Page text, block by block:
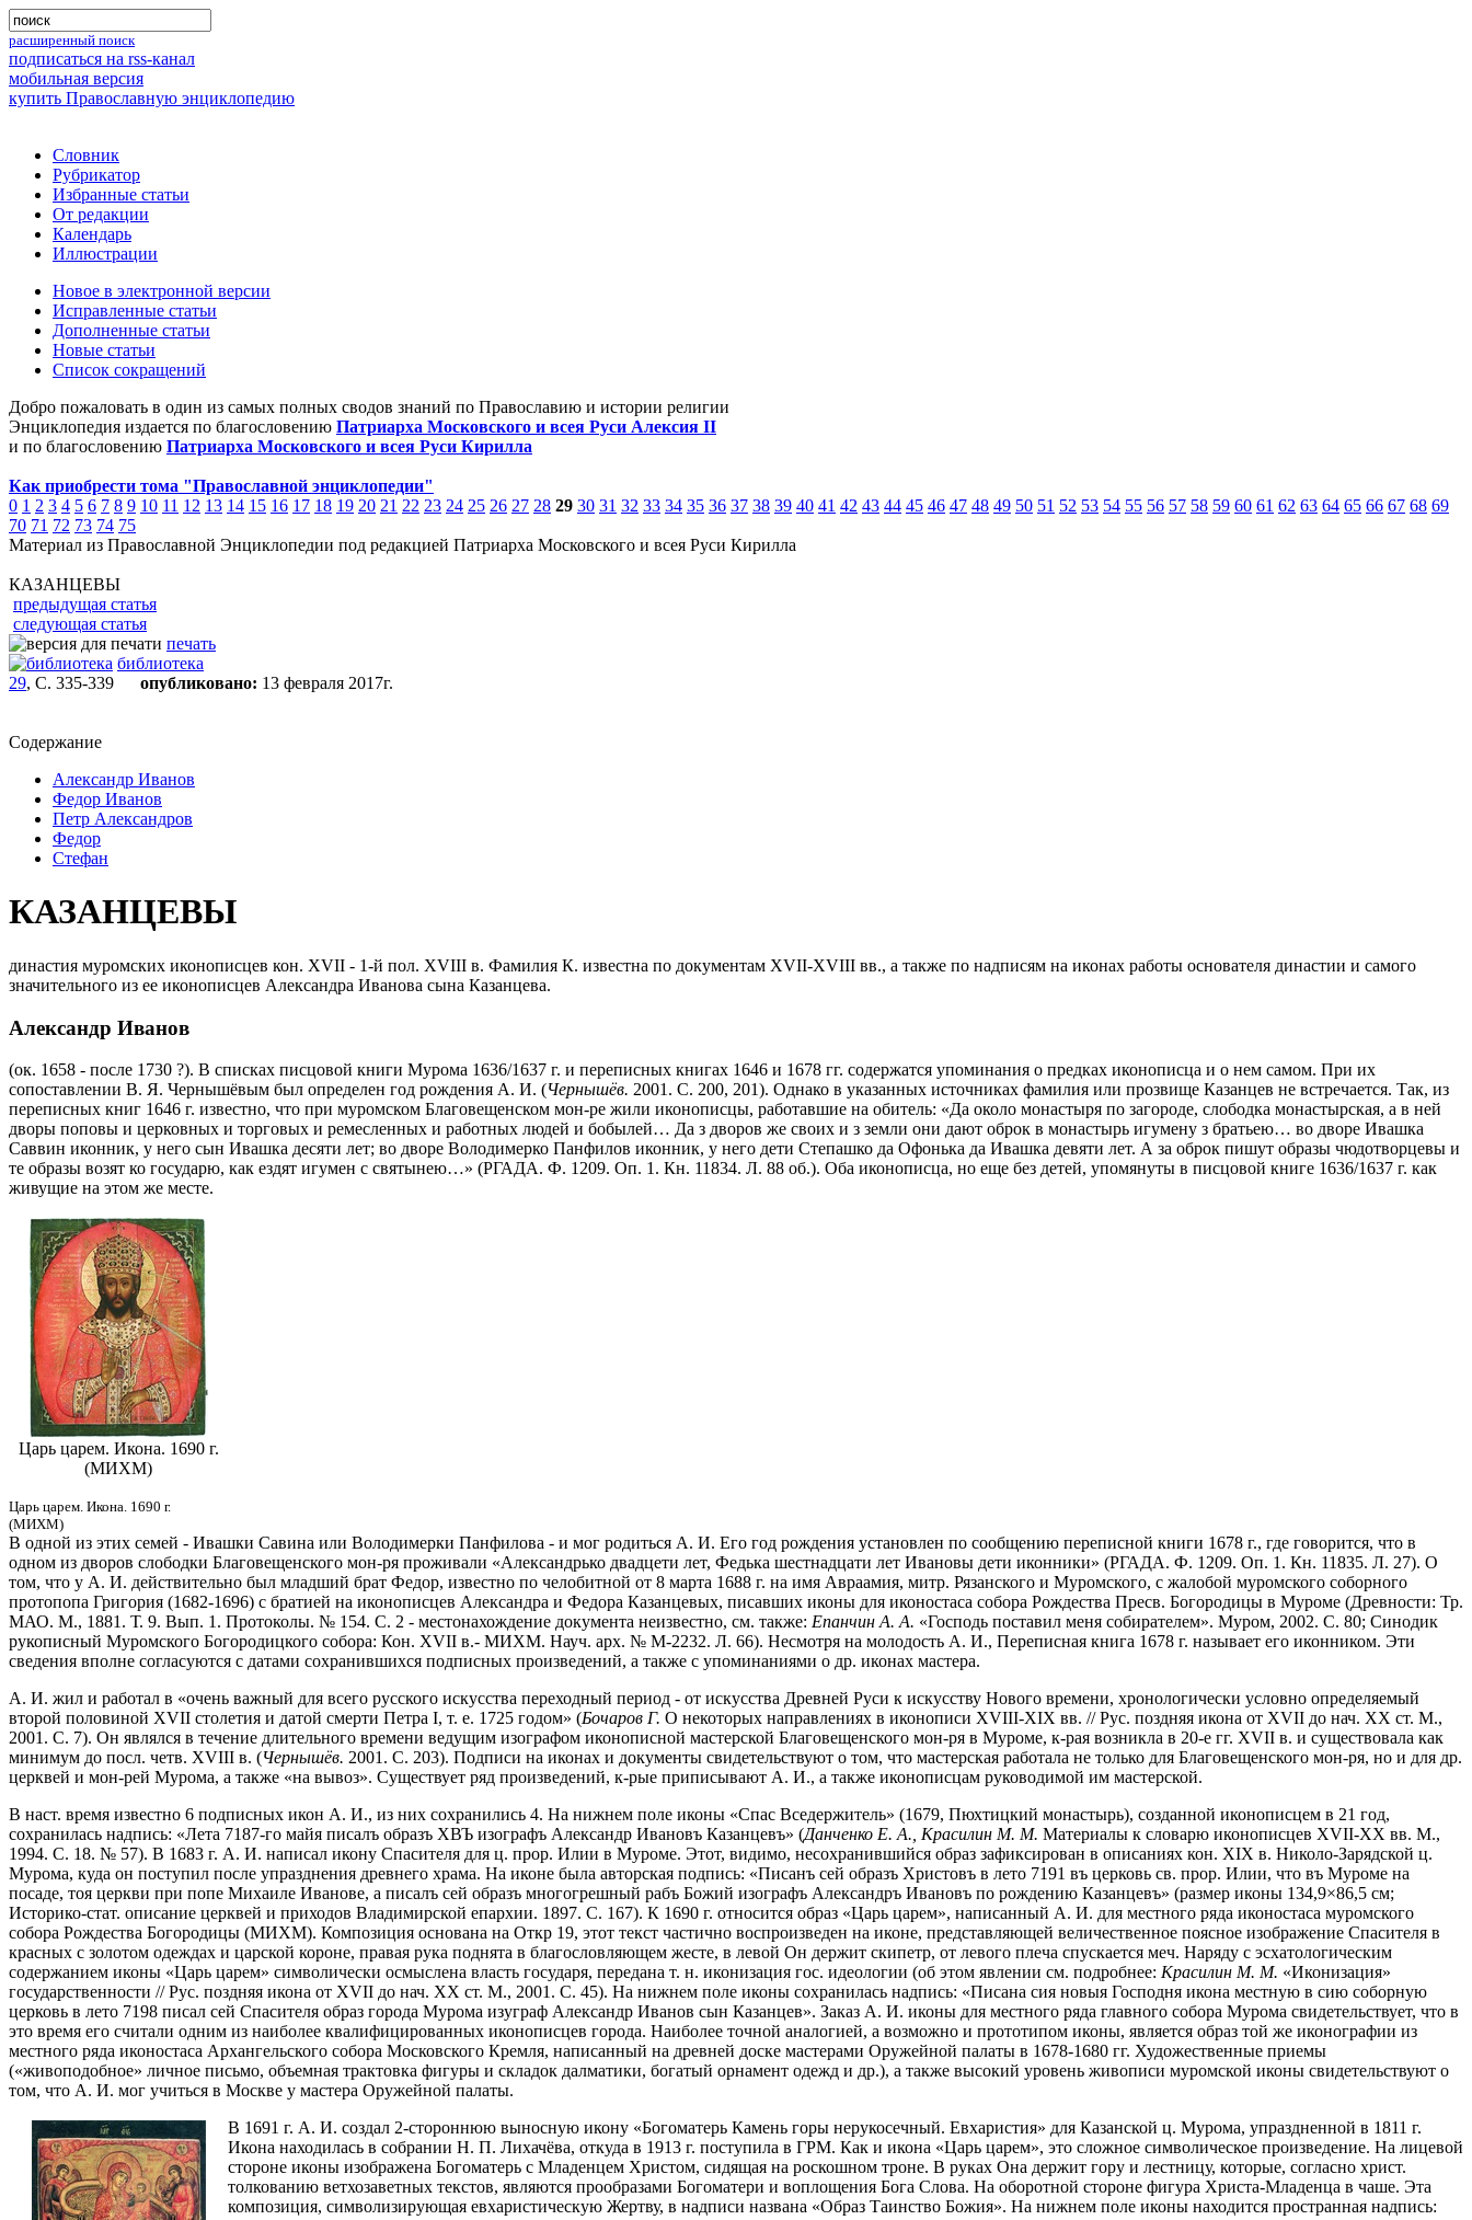
расширенный поиск
подписаться на rss-канал
мобильная версия
купить Православную энциклопедию
Словник
Рубрикатор
Избранные статьи
От редакции
Календарь
Иллюстрации
Новое в электронной версии
Исправленные статьи
Дополненные статьи
Новые статьи
Список сокращений
Добро пожаловать в один из самых полных сводов знаний по Православию и истории религии
Энциклопедия издается по благословению Патриарха Московского и всея Руси Алексия II
и по благословению Патриарха Московского и всея Руси Кирилла
Как приобрести тома "Православной энциклопедии"
0 1 2 3 4 5 6 7 8 9 10 11 12 13 14 15 16 17 18 19 20 21 22 23 24 25 26 27 28 29 30 31 32 33 34 35 36 37 38 39 40 41 42 43 44 45 46 47 48 49 50 51 52 53 54 55 56 57 58 59 60 61 62 63 64 65 66 67 68 69
70 71 72 73 74 75
Материал из Православной Энциклопедии под редакцией Патриарха Московского и всея Руси Кирилла
КАЗАНЦЕВЫ
предыдущая статья
следующая статья
печать
библиотека
29, С. 335-339 опубликовано: 13 февраля 2017г.
Содержание
Александр Иванов
Федор Иванов
Петр Александров
Федор
Стефан
КАЗАНЦЕВЫ
династия муромских иконописцев кон. XVII - 1-й пол. XVIII в. Фамилия К. известна по документам XVII-XVIII вв., а также по надписям на иконах работы основателя династии и самого
значительного из ее иконописцев Александра Иванова сына Казанцева.
Александр Иванов
(ок. 1658 - после 1730 ?). В списках писцовой книги Мурома 1636/1637 г. и переписных книгах 1646 и 1678 гг. содержатся упоминания о предках иконописца и о нем самом. При их
сопоставлении В. Я. Чернышёвым был определен год рождения А. И. (Чернышёв. 2001. С. 200, 201). Однако в указанных источниках фамилия или прозвище Казанцев не встречается. Так, из
переписных книг 1646 г. известно, что при муромском Благовещенском мон-ре жили иконописцы, работавшие на обитель: «Да около монастыря по загороде, слободка монастырская, а в ней
дворы поповы и церковных и торговых и ремесленных и работных людей и бобылей… Да з дворов же своих и з земли они дают оброк в монастырь игумену з братьею… во дворе Ивашка
Саввин иконник, у него сын Ивашка десяти лет; во дворе Володимерко Панфилов иконник, у него дети Степашко да Офонька да Ивашка девяти лет. А за оброк пишут образы чюдотворцевы и
те образы возят ко государю, как ездят игумен с святынею…» (РГАДА. Ф. 1209. Оп. 1. Кн. 11834. Л. 88 об.). Оба иконописца, но еще без детей, упомянуты в писцовой книге 1636/1637 г. как
живущие на этом же месте.
Царь царем. Икона. 1690 г.
(МИХМ)
Царь царем. Икона. 1690 г.
(МИХМ)
В одной из этих семей - Ивашки Савина или Володимерки Панфилова - и мог родиться А. И. Его год рождения установлен по сообщению переписной книги 1678 г., где говорится, что в
одном из дворов слободки Благовещенского мон-ря проживали «Александрько двадцети лет, Федька шестнадцати лет Ивановы дети иконники» (РГАДА. Ф. 1209. Оп. 1. Кн. 11835. Л. 27). О
том, что у А. И. действительно был младший брат Федор, известно по челобитной от 8 марта 1688 г. на имя Авраамия, митр. Рязанского и Муромского, с жалобой муромского соборного
протопопа Григория (1682-1696) с братией на иконописцев Александра и Федора Казанцевых, писавших иконы для иконостаса собора Рождества Пресв. Богородицы в Муроме (Древности: Тр.
МАО. М., 1881. Т. 9. Вып. 1. Протоколы. № 154. С. 2 - местонахождение документа неизвестно, см. также: Епанчин А. А. «Господь поставил меня собирателем». Муром, 2002. С. 80; Синодик
рукописный Муромского Богородицкого собора: Кон. XVII в.- МИХМ. Науч. арх. № М-2232. Л. 66). Несмотря на молодость А. И., Переписная книга 1678 г. называет его иконником. Эти
сведения вполне согласуются с датами сохранившихся подписных произведений, а также с упоминаниями о др. иконах мастера.
А. И. жил и работал в «очень важный для всего русского искусства переходный период - от искусства Древней Руси к искусству Нового времени, хронологически условно определяемый
второй половиной XVII столетия и датой смерти Петра I, т. е. 1725 годом» (Бочаров Г. О некоторых направлениях в иконописи XVIII-XIX вв. // Рус. поздняя икона от XVII до нач. XX ст. М.,
2001. С. 7). Он являлся в течение длительного времени ведущим изографом иконописной мастерской Благовещенского мон-ря в Муроме, к-рая возникла в 20-е гг. XVII в. и существовала как
минимум до посл. четв. XVIII в. (Чернышёв. 2001. С. 203). Подписи на иконах и документы свидетельствуют о том, что мастерская работала не только для Благовещенского мон-ря, но и для др.
церквей и мон-рей Мурома, а также «на вывоз». Существует ряд произведений, к-рые приписывают А. И., а также иконописцам руководимой им мастерской.
В наст. время известно 6 подписных икон А. И., из них сохранились 4. На нижнем поле иконы «Спас Вседержитель» (1679, Пюхтицкий монастырь), созданной иконописцем в 21 год,
сохранилась надпись: «Лета 7187-го майя писалъ образъ ХВЪ изографъ Александр Ивановъ Казанцевъ» (Данченко Е. А., Красилин М. М. Материалы к словарю иконописцев XVII-XX вв. М.,
1994. С. 18. № 57). В 1683 г. А. И. написал икону Спасителя для ц. прор. Илии в Муроме. Этот, видимо, несохранившийся образ зафиксирован в описаниях кон. XIX в. Николо-Зарядской ц.
Мурома, куда он поступил после упразднения древнего храма. На иконе была авторская подпись: «Писанъ сей образъ Христовъ в лето 7191 въ церковь св. прор. Илии, что въ Муроме на
посаде, тоя церкви при попе Михаиле Иванове, а писалъ сей образъ многогрешный рабъ Божий изографъ Александръ Ивановъ по рождению Казанцевъ» (размер иконы 134,9×86,5 см;
Историко-стат. описание церквей и приходов Владимирской епархии. 1897. С. 167). К 1690 г. относится образ «Царь царем», написанный А. И. для местного ряда иконостаса муромского
собора Рождества Богородицы (МИХМ). Композиция основана на Откр 19, этот текст частично воспроизведен на иконе, представляющей величественное поясное изображение Спасителя в
красных с золотом одеждах и царской короне, правая рука поднята в благословляющем жесте, в левой Он держит скипетр, от левого плеча спускается меч. Наряду с эсхатологическим
содержанием иконы «Царь царем» символически осмыслена власть государя, передана т. н. иконизация гос. идеологии (об этом явлении см. подробнее: Красилин М. М. «Иконизация»
государственности // Рус. поздняя икона от XVII до нач. XX ст. М., 2001. С. 45). На нижнем поле иконы сохранилась надпись: «Писана сия новыя Господня икона местную в сию соборную
церковь в лето 7198 писал сей Спасителя образ города Мурома изуграф Александр Иванов сын Казанцев». Заказ А. И. иконы для местного ряда главного собора Мурома свидетельствует, что в
это время его считали одним из наиболее квалифицированных иконописцев города. Наиболее точной аналогией, а возможно и прототипом иконы, является образ той же иконографии из
местного ряда иконостаса Архангельского собора Московского Кремля, написанный на древней доске мастерами Оружейной палаты в 1678-1680 гг. Художественные приемы
(«живоподобное» личное письмо, объемная трактовка фигуры и складок далматики, богатый орнамент одежд и др.), а также высокий уровень живописи муромской иконы свидетельствуют о
том, что А. И. мог учиться в Москве у мастера Оружейной палаты.
В 1691 г. А. И. создал 2-стороннюю выносную икону «Богоматерь Камень горы нерукосечный. Евхаристия» для Казанской ц. Мурома, упраздненной в 1811 г.
Икона находилась в собрании Н. П. Лихачёва, откуда в 1913 г. поступила в ГРМ. Как и икона «Царь царем», это сложное символическое произведение. На лицевой
стороне иконы изображена Богоматерь с Младенцем Христом, сидящая на роскошном троне. В руках Она держит гору и лестницу, которые, согласно христ.
толкованию ветхозаветных текстов, являются прообразами Богоматери и воплощения Бога Слова. На оборотной стороне фигура Христа-Младенца в чаше. Эта
композиция, символизирующая евхаристическую Жертву, в надписи названа «Образ Таинство Божия». На нижнем поле иконы находится пространная надпись: